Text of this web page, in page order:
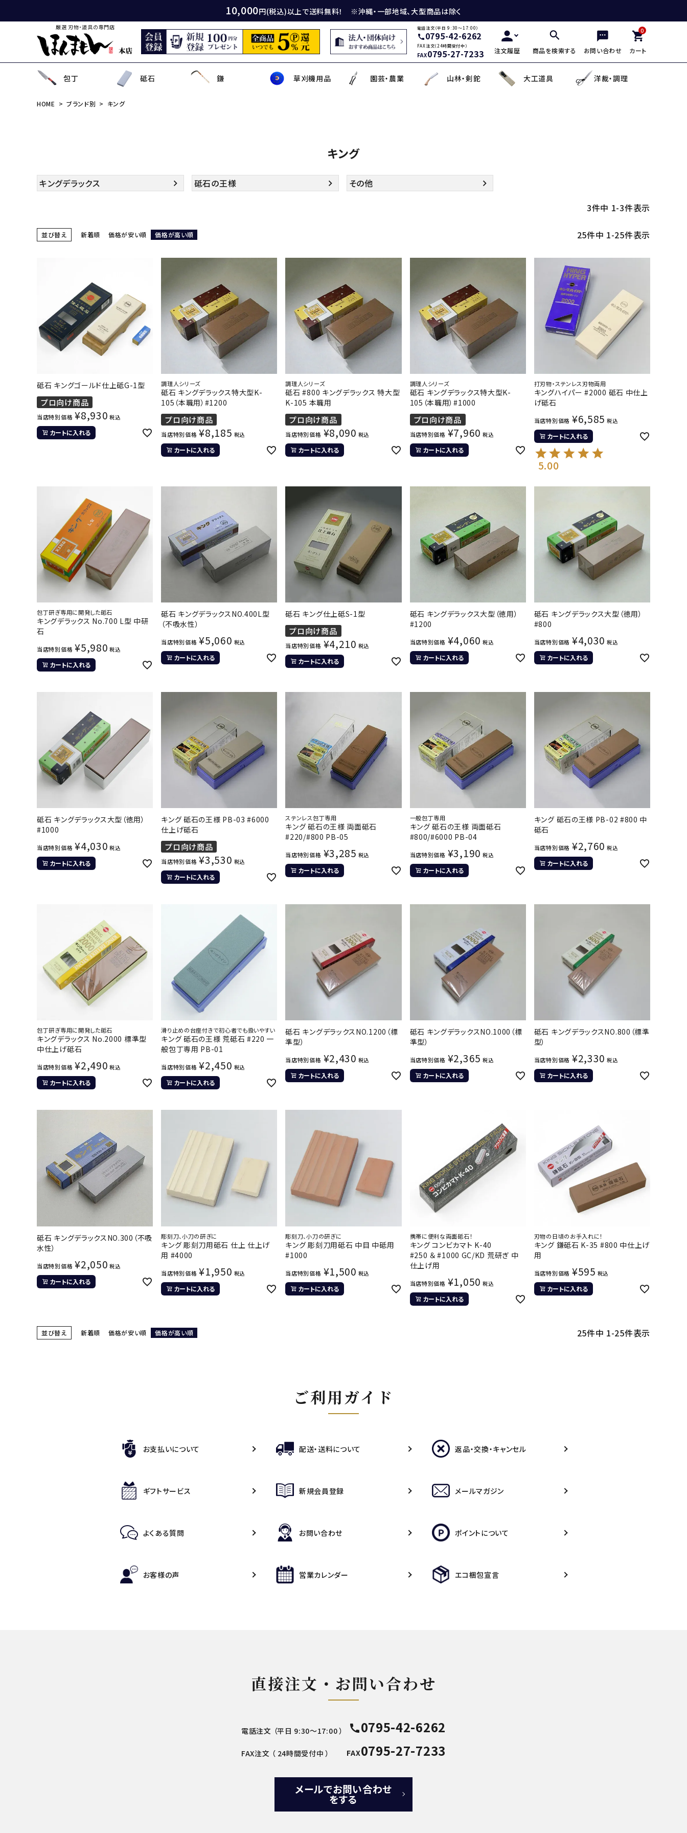
10,000円(税込)以上で送料無料！ ※沖縄・一部地域、大型商品は除く
厳選 刃物・道具の専門店 電話注文（平日 9:30～17:00）
call0795-42-6262
FAX注文（24時間受付中）
FAX0795-27-7233 注文履歴 商品を検索する お問い合わせ
0
カート
包丁
特殊包丁 セット商品
砥石
シャープナー 金盤・金剛砂
鎌
下刈鎌 草削り鎌
草刈機用品
安全防具 補助・メンテナンス工具
園芸・農業
水田用除草用具 セット品
山林・剣鉈
セット品
大工道具
土木用品 その他
洋裁・調理
おろし金・鰹節削り まな板
HOME ブランド別 キング
キング
キングデラックス 砥石の王様
その他
3件中 1-3件表示
並び替え 新着順 価格が安い順 価格が高い順 25件中 1-25件表示
砥石 キングゴールド仕上砥G-1型
プロ向け商品
当店特別価格 ¥8,930 税込
カートに入れる
調理人シリーズ
砥石 キングデラックス特大型K-
105（本職用）#1200
プロ向け商品
当店特別価格 ¥8,185 税込
カートに入れる
調理人シリーズ
砥石 #800 キングデラックス 特大型
K-105 本職用
プロ向け商品
当店特別価格 ¥8,090 税込
カートに入れる
調理人シリーズ
砥石 キングデラックス特大型K-
105（本職用）#1000
プロ向け商品
当店特別価格 ¥7,960 税込
カートに入れる
打刃物・ステンレス刃物両用
キングハイパー #2000 砥石 中仕上
げ砥石
当店特別価格 ¥6,585 税込
カートに入れる
5.00
包丁研ぎ専用に開発した砥石
キングデラックス No.700 L型 中研
石
当店特別価格 ¥5,980 税込
カートに入れる
砥石 キングデラックスNO.400L型
（不吸水性）
当店特別価格 ¥5,060 税込
カートに入れる
砥石 キング仕上砥S-1型
プロ向け商品
当店特別価格 ¥4,210 税込
カートに入れる
砥石 キングデラックス大型（徳用）
#1200
当店特別価格 ¥4,060 税込
カートに入れる
砥石 キングデラックス大型（徳用）
#800
当店特別価格 ¥4,030 税込
カートに入れる
砥石 キングデラックス大型（徳用）
#1000
当店特別価格 ¥4,030 税込
カートに入れる
キング 砥石の王様 PB-03 #6000
仕上げ砥石
プロ向け商品
当店特別価格 ¥3,530 税込
カートに入れる
ステンレス包丁専用
キング 砥石の王様 両面砥石
#220/#800 PB-05
当店特別価格 ¥3,285 税込
カートに入れる
一般包丁専用
キング 砥石の王様 両面砥石
#800/#6000 PB-04
当店特別価格 ¥3,190 税込
カートに入れる
キング 砥石の王様 PB-02 #800 中
砥石
当店特別価格 ¥2,760 税込
カートに入れる
包丁研ぎ専用に開発した砥石
キングデラックス No.2000 標準型
中仕上げ砥石
当店特別価格 ¥2,490 税込
カートに入れる
滑り止めの台座付きで初心者でも扱いやすい
キング 砥石の王様 荒砥石 #220 一
般包丁専用 PB-01
当店特別価格 ¥2,450 税込
カートに入れる
砥石 キングデラックスNO.1200（標
準型）
当店特別価格 ¥2,430 税込
カートに入れる
砥石 キングデラックスNO.1000（標
準型）
当店特別価格 ¥2,365 税込
カートに入れる
砥石 キングデラックスNO.800（標準
型）
当店特別価格 ¥2,330 税込
カートに入れる
砥石 キングデラックスNO.300（不吸
水性）
当店特別価格 ¥2,050 税込
カートに入れる
彫刻刀、小刀の研ぎに
キング 彫刻刀用砥石 仕上 仕上げ
用 #4000
当店特別価格 ¥1,950 税込
カートに入れる
彫刻刀、小刀の研ぎに
キング 彫刻刀用砥石 中目 中砥用
#1000
当店特別価格 ¥1,500 税込
カートに入れる
携帯に便利な両面砥石！
キング コンビカマト K-40
#250 ＆ #1000 GC/KD 荒研ぎ 中
仕上げ用
当店特別価格 ¥1,050 税込
カートに入れる
刃物の日頃のお手入れに！
キング 鎌砥石 K-35 #800 中仕上げ
用
当店特別価格 ¥595 税込
カートに入れる
並び替え 新着順 価格が安い順 価格が高い順 25件中 1-25件表示
ご利用ガイド
お支払いについて 配送・送料について 返品・交換・キャンセル
ギフトサービス 新規会員登録 メールマガジン
よくある質問 お問い合わせ ポイントについて
お客様の声 営業カレンダー エコ梱包宣言
直接注文・お問い合わせ
電話注文 （平日 9:30～17:00 ） call0795-42-6262
FAX注文 （ 24時間受付中 ） FAX0795-27-7233
メールでお問い合わせ
をする